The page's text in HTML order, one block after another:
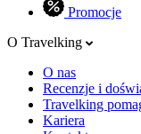
Promocje
O Travelking
O nas
Recenzje i
Travelking
Kariera